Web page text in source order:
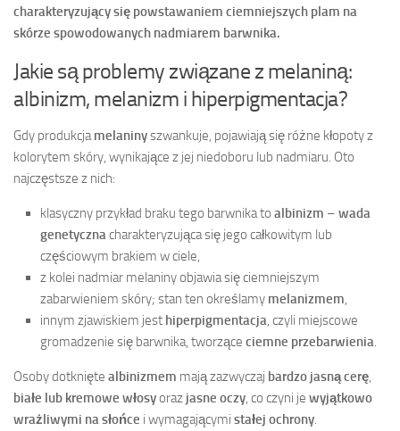
charakteryzujący się powstawaniem ciemniejszych plam na
skórze spowodowanych nadmiarem barwnika.
Jakie są problemy związane z melaniną:
albinizm, melanizm i hiperpigmentacja?
Gdy produkcjamelaninyszwankuje, pojawiają się różne kłopoty z
kolorytem skóry, wynikające z jej niedoboru lub nadmiaru. Oto
najczęstsze z nich:
klasyczny przykład braku tego barwnika to albinizm – wada
genetycznacharakteryzująca się jego całkowitym lub
częściowym brakiem w ciele,
z kolei nadmiar melaniny objawia się ciemniejszym
zabarwieniem skóry; stan ten określamy melanizmem,
innym zjawiskiem jest hiperpigmentacja, czyli miejscowe
gromadzenie się barwnika, tworzące ciemne przebarwienia.
Osoby dotknięte albinizmem mają zazwyczaj bardzo jasną cerę,
białe lub kremowe włosyoraz jasne oczy, co czyni je wyjątkowo
wrażliwymi na słońce i wymagającymi stałej ochrony.